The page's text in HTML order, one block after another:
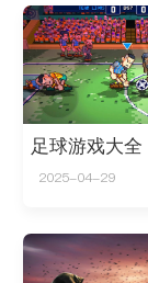
足球游戏大全
2025-04-29